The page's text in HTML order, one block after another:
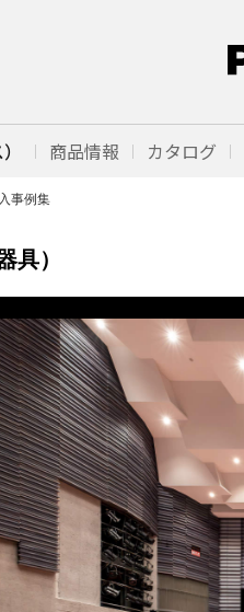
商品情報 カタログ
事例集
具）